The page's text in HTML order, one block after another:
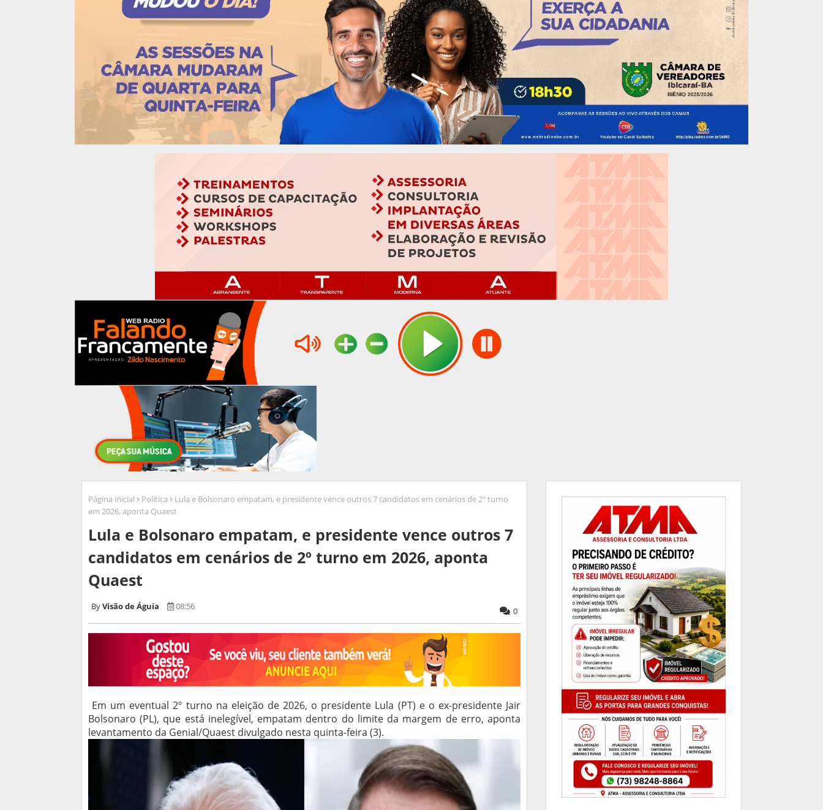
Página inicial Política
Lula e Bolsonaro empatam, e presidente vence outros 7 candidatos em cenários de 2º turno
em 2026, aponta Quaest
Lula e Bolsonaro empatam, e presidente vence outros 7
candidatos em cenários de 2º turno em 2026, aponta
Quaest
Visão de Águia 08:56 0
Em um eventual 2º turno na eleição de 2026, o presidente Lula (PT) e o ex-presidente Jair
Bolsonaro (PL), que está inelegível, empatam dentro do limite da margem de erro, aponta
levantamento da Genial/Quaest divulgado nesta quinta-feira (3).